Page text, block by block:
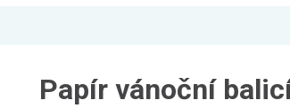
Papír vánoční